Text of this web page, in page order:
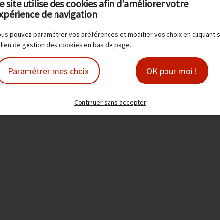
Produit(s) associé(s)
site utilise des cookies afin d’améliorer votre
de navigation
pouvez paramétrer vos préférences et modifier vos choix en cliquant
de gestion des cookies en bas de page.
Paramétrer mes choix OK pour moi !
Continuer sans accepter